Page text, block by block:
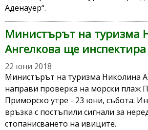
Аденауер“.
Министърът на туризма
Ангелкова ще
22 юни 2018
Министърът на туризма Николина
направи проверка на морски плаж
Приморско утре - 23 юни, събота.
връзка с постъпили сигнали за
стопанисването на ивиците.